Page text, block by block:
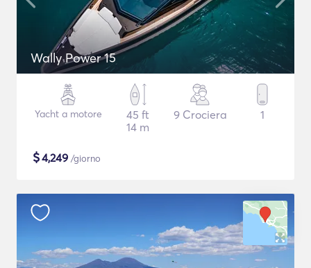
Wally Power 15
Yacht a motore
45 ft
14 m
9 Crociera 1
$4,249 /giorno